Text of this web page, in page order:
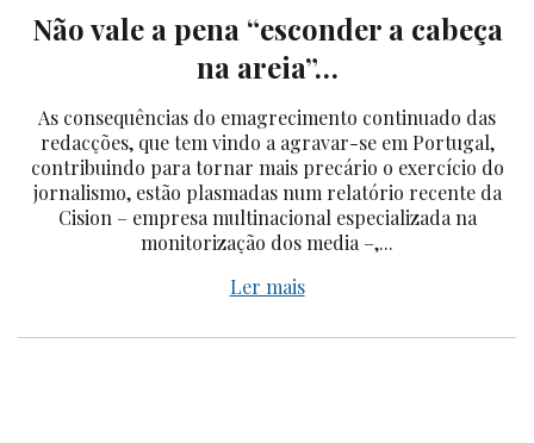
Não vale a pena “esconder a cabeça
na areia”…
As consequências do emagrecimento continuado das
redacções, que tem vindo a agravar-se em Portugal,
contribuindo para tornar mais precário o exercício do
jornalismo, estão plasmadas num relatório recente da
Cision – empresa multinacional especializada na
monitorização dos media –,...
Ler mais